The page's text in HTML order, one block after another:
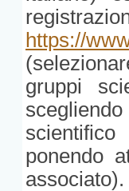
https://
gruppi
ponendo
associato).